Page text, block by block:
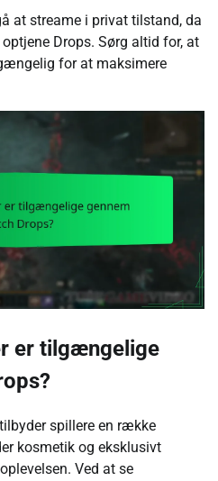
at streame i privat tilstand, da
Drops. Sørg altid for, at
for at maksimere
er tilgængelige
spillere en række
kosmetik og eksklusivt
Ved at se